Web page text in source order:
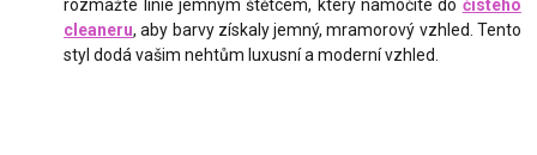
rozmažte linie jemným štětcem, který namočíte do čistého
cleaneru, aby barvy získaly jemný, mramorový vzhled. Tento
styl dodá vašim nehtům luxusní a moderní vzhled.